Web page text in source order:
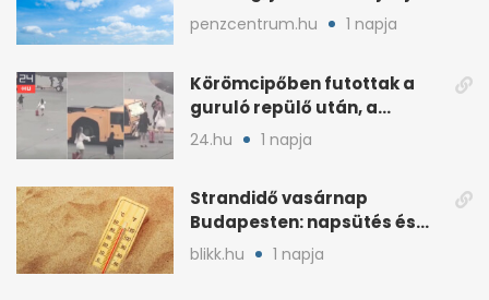
a kánikula
penzcentrum.hu 1 napja
Körömcipőben futottak a
guruló repülő után, a
hatóságok közbeléptek
24.hu 1 napja
Strandidő vasárnap
Budapesten: napsütés és
akár 33 fok is jöhet
blikk.hu 1 napja